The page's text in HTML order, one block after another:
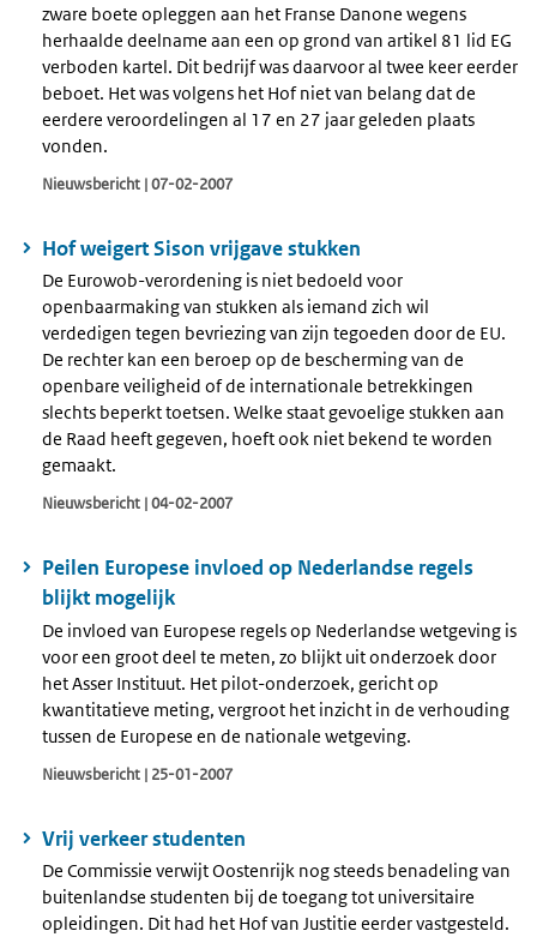
zware boete opleggen aan het Franse Danone wegens
herhaalde deelname aan een op grond van artikel 81 lid EG
verboden kartel. Dit bedrijf was daarvoor al twee keer eerder
beboet. Het was volgens het Hof niet van belang dat de
eerdere veroordelingen al 17 en 27 jaar geleden plaats
vonden.
Nieuwsbericht | 07-02-2007
Hof weigert Sison vrijgave stukken
De Eurowob-verordening is niet bedoeld voor
openbaarmaking van stukken als iemand zich wil
verdedigen tegen bevriezing van zijn tegoeden door de EU.
De rechter kan een beroep op de bescherming van de
openbare veiligheid of de internationale betrekkingen
slechts beperkt toetsen. Welke staat gevoelige stukken aan
de Raad heeft gegeven, hoeft ook niet bekend te worden
gemaakt.
Nieuwsbericht | 04-02-2007
Peilen Europese invloed op Nederlandse regels
blijkt mogelijk
De invloed van Europese regels op Nederlandse wetgeving is
voor een groot deel te meten, zo blijkt uit onderzoek door
het Asser Instituut. Het pilot-onderzoek, gericht op
kwantitatieve meting, vergroot het inzicht in de verhouding
tussen de Europese en de nationale wetgeving.
Nieuwsbericht | 25-01-2007
Vrij verkeer studenten
De Commissie verwijt Oostenrijk nog steeds benadeling van
buitenlandse studenten bij de toegang tot universitaire
opleidingen. Dit had het Hof van Justitie eerder vastgesteld.